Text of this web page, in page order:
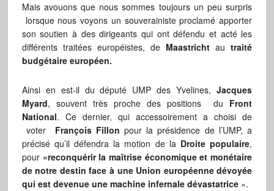
Mais avouons que nous sommes toujours un peu surpris
lorsque nous voyons un souverainiste proclamé apporter
son soutien à des dirigeants qui ont défendu et acté les
différents traitées européistes, de Maastrichtau traité
budgétaire européen.
Ainsi en est-il du député UMP des Yvelines,Jacques
Myard, souvent très proche des positions du Front
National. Ce dernier, qui accessoirement a choisi de
voter François Fillon pour la présidence de l’UMP, a
précisé qu’il défendra la motion de la Droite populaire,
pour «reconquérir la maîtrise économique et monétaire
de notre destin face à une Union européenne dévoyée
qui est devenue une machine infernale dévastatrice ».